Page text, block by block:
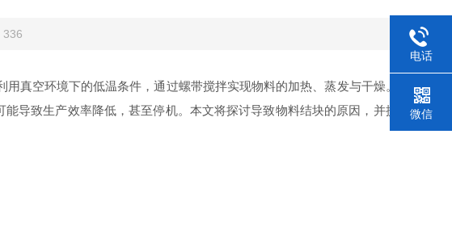
真空环境下的低温条件，通过螺带搅拌实现物料的加热、蒸发与干燥。由于其
导致生产效率降低，甚至停机。本文将探讨导致物料结块的原因，并提出相应
电话
微信